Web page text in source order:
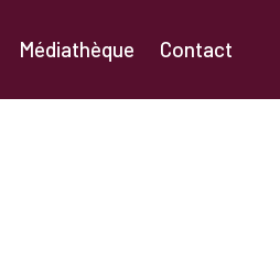
Médiathèque Contact